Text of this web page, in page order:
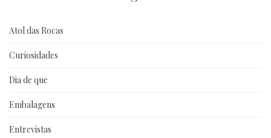
Atol das Rocas
Curiosidades
Dia de que
Embalagens
Entrevistas